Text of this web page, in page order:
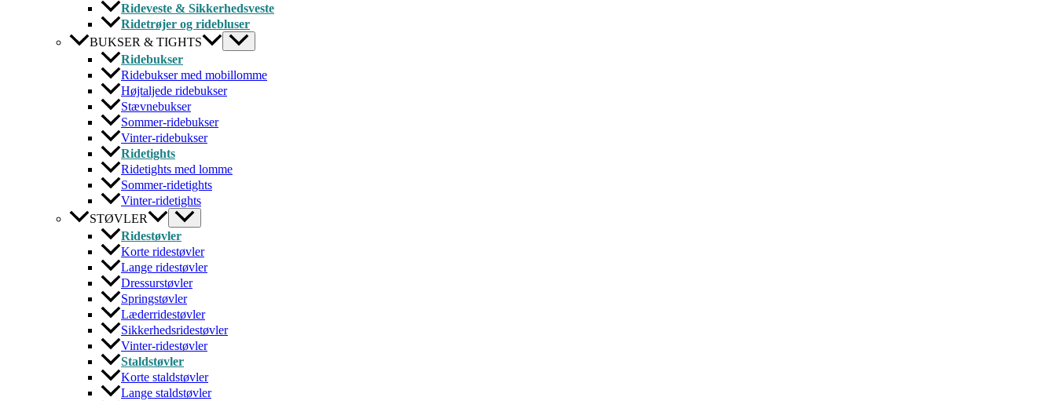
Rideveste & Sikkerhedsveste
Ridetrøjer og ridebluser
BUKSER & TIGHTS
Ridebukser
Ridebukser med mobillomme
Højtaljede ridebukser
Stævnebukser
Sommer-ridebukser
Vinter-ridebukser
Ridetights
Ridetights med lomme
Sommer-ridetights
Vinter-ridetights
STØVLER
Ridestøvler
Korte ridestøvler
Lange ridestøvler
Dressurstøvler
Springstøvler
Læderridestøvler
Sikkerhedsridestøvler
Vinter-ridestøvler
Staldstøvler
Korte staldstøvler
Lange staldstøvler